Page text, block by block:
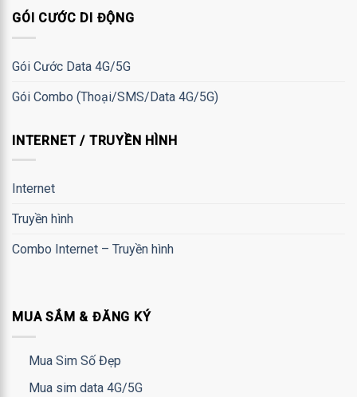
GÓI CƯỚC DI ĐỘNG
Gói Cước Data 4G/5G
Gói Combo (Thoại/SMS/Data 4G/5G)
INTERNET / TRUYỀN HÌNH
Internet
Truyền hình
Combo Internet – Truyền hình
MUA SẮM & ĐĂNG KÝ
Mua Sim Số Đẹp
Mua sim data 4G/5G